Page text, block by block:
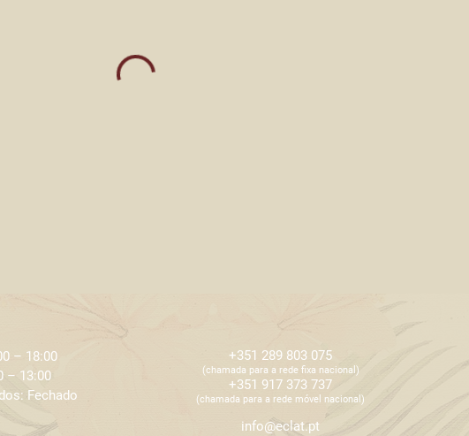
– 18:00
– 13:00
Fechado
+351 289 803 075
​​(chamada para a rede fixa nacional)
+351 917 373 737
​​(chamada para a rede móvel nacional)
info@eclat.pt